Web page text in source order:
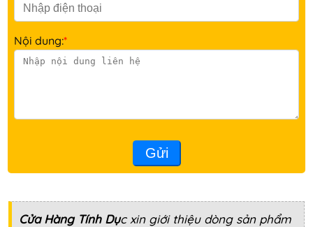
Nội dung:*
Gửi
Cửa Hàng Tính Dục xin giới thiệu dòng sản phẩm